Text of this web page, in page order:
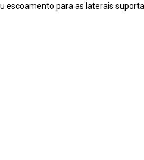
para as laterais